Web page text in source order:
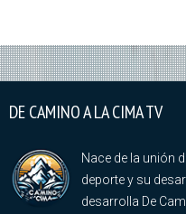
DE CAMINO A LA CIMA TV
Nace de la unión
deporte y su
desarrolla De